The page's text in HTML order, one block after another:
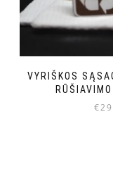
VYRIŠKOS
€